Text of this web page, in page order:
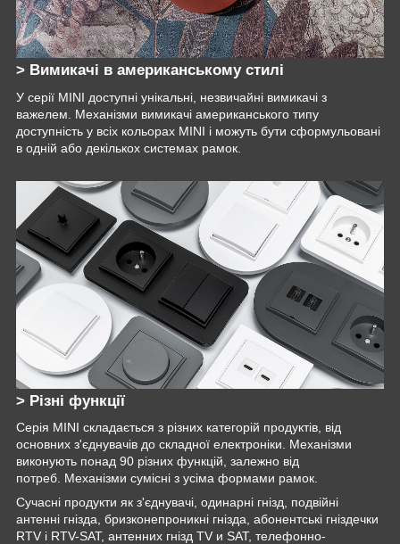
> Вимикачі в американському стилі
У серії MINI доступні унікальні, незвичайні вимикачі з
важелем. Механізми вимикачі американського типу
доступність у всіх кольорах MINI і можуть бути сформульовані
в одній або декількох системах рамок.
> Різні функції
Серія MINI складається з різних категорій продуктів, від
основних з'єднувачів до складної електроніки. Механізми
виконують понад 90 різних функцій, залежно від
потреб. Механізми сумісні з усіма формами рамок.
Сучасні продукти як з'єднувачі, одинарні гнізд, подвійні
антенні гнізда, бризконепроникні гнізда, абонентські гніздечки
RTV і RTV-SAT, антенних гнізд TV и SAT, телефонно-